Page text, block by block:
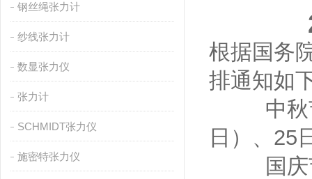
钢丝绳张力计
纱线张力计
数显张力仪
张力计
SCHMIDT张力仪
施密特张力仪
根据国务
排通知如
中秋节
日）、25
国庆节